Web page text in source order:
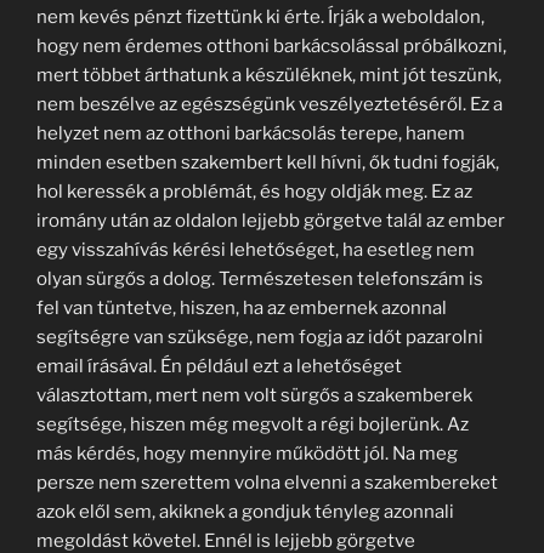
nem kevés pénzt fizettünk ki érte. Írják a weboldalon,
hogy nem érdemes otthoni barkácsolással próbálkozni,
mert többet árthatunk a készüléknek, mint jót teszünk,
nem beszélve az egészségünk veszélyeztetéséről. Ez a
helyzet nem az otthoni barkácsolás terepe, hanem
minden esetben szakembert kell hívni, ők tudni fogják,
hol keressék a problémát, és hogy oldják meg. Ez az
iromány után az oldalon lejjebb görgetve talál az ember
egy visszahívás kérési lehetőséget, ha esetleg nem
olyan sürgős a dolog. Természetesen telefonszám is
fel van tüntetve, hiszen, ha az embernek azonnal
segítségre van szüksége, nem fogja az időt pazarolni
email írásával. Én például ezt a lehetőséget
választottam, mert nem volt sürgős a szakemberek
segítsége, hiszen még megvolt a régi bojlerünk. Az
más kérdés, hogy mennyire működött jól. Na meg
persze nem szerettem volna elvenni a szakembereket
azok elől sem, akiknek a gondjuk tényleg azonnali
megoldást követel. Ennél is lejjebb görgetve